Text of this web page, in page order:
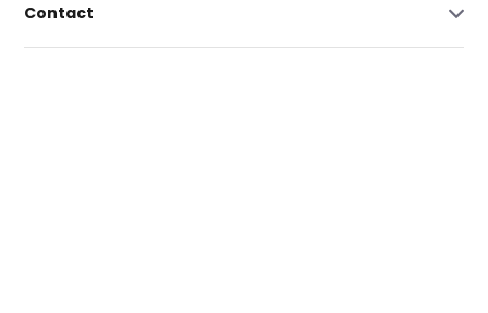
Contact